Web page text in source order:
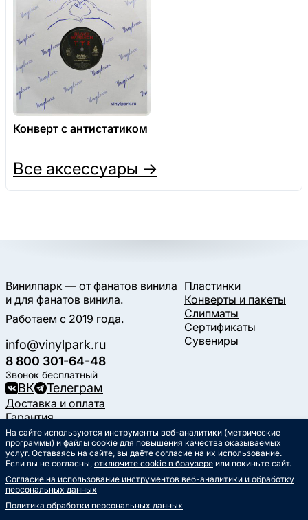
Конверт с антистатиком
Все аксессуары →
Винилпарк — от фанатов винила
и для фанатов винила.
Работаем с 2019 года.
info@vinylpark.ru
8 800 301-64-48
Звонок бесплатный
ВК Телеграм
Пластинки
Конверты и пакеты
Слипматы
Сертификаты
Сувениры
Доставка и оплата
Гарантия
Контакты
Статьи
Музыкальный календарь
Публичная оферта
Политика обработки
Согласие на обработкуперсональных данных
На сайте используются инструменты веб-аналитики (метрические
программы) и файлы cookie для повышения качества оказываемых
услуг. Оставаясь на сайте, вы даёте согласие на их использование.
Если вы не согласны, отключите cookie в браузере или покиньте сайт.
Согласие на использование инструментов веб-аналитики и обработку
персональных данных
Политика обработки персональных данных